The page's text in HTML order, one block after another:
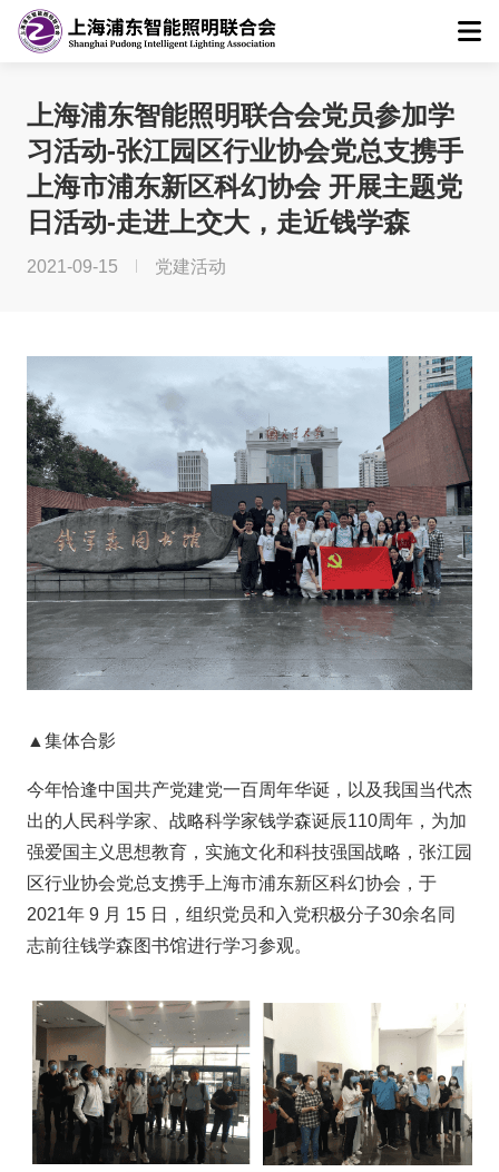
上海浦东智能照明联合会党员参加学
习活动-张江园区行业协会党总支携手
上海市浦东新区科幻协会 开展主题党
日活动-走进上交大，走近钱学森
2021-09-15 党建活动
▲集体合影
今年恰逢中国共产党建党一百周年华诞，以及我国当代杰
出的人民科学家、战略科学家钱学森诞辰110周年，为加
强爱国主义思想教育，实施文化和科技强国战略，张江园
区行业协会党总支携手上海市浦东新区科幻协会，于
2021年 9 月 15 日，组织党员和入党积极分子30余名同
志前往钱学森图书馆进行学习参观。